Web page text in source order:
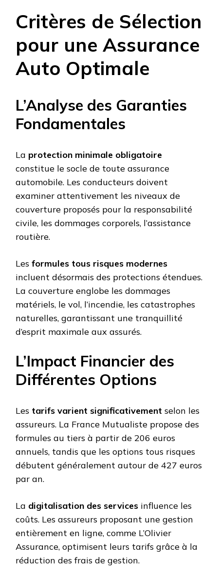
Critères de Sélection
pour une Assurance
Auto Optimale
L’Analyse des Garanties
Fondamentales
La protection minimale obligatoire
constitue le socle de toute assurance
automobile. Les conducteurs doivent
examiner attentivement les niveaux de
couverture proposés pour la responsabilité
civile, les dommages corporels, l’assistance
routière.
Les formules tous risques modernes
incluent désormais des protections étendues.
La couverture englobe les dommages
matériels, le vol, l’incendie, les catastrophes
naturelles, garantissant une tranquillité
d’esprit maximale aux assurés.
L’Impact Financier des
Différentes Options
Les tarifs varient significativement selon les
assureurs. La France Mutualiste propose des
formules au tiers à partir de 206 euros
annuels, tandis que les options tous risques
débutent généralement autour de 427 euros
par an.
La digitalisation des services influence les
coûts. Les assureurs proposant une gestion
entièrement en ligne, comme L’Olivier
Assurance, optimisent leurs tarifs grâce à la
réduction des frais de gestion.